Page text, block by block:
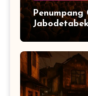
Penumpang
Warga